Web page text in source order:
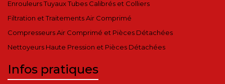
Enrouleurs Tuyaux Tubes Calibrés et Colliers
Filtration et Traitements Air Comprimé
Compresseurs Air Comprimé et Pièces Détachées
Nettoyeurs Haute Pression et Pièces Détachées
Infos pratiques